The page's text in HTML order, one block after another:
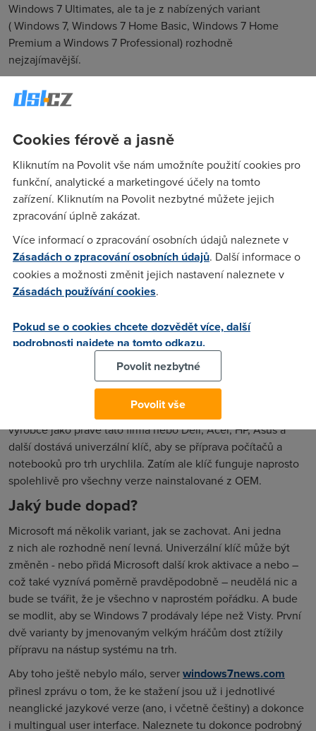
Windows 7 Ultimates, ale ta je z nabízených variant
( Windows 7, Windows 7 Home Basic, Windows 7 Home
Premium a Windows 7 Professional) rozhodně
nejzajímavější.
klíč, obejdete bez problémů Windows Genuine Advantage
prodejní verze), takže systém kontroly pravosti produktu na
Jak k tomu došlo?
Zahraniční zdroje uvádějí, že nové Windows unikly z firmy
Lenovo. To má teď z ostudy kabát, ale dlužno podotknout,
že kdyby neunikl OEM klíč od nich, ukradl by jej nejspíše
někdo jiný někde jinde. OEM verzi totiž Microsoft dodává
svým obchodním partnerům podstatně dříve než na trh.
Důvod je jednoduchý – příprava počítačových sestav
Pro zajištění univerzálního klíče OEM (System-Locked
Preinstallation (SLP) product key) a certifikátu pro Windows 7
Ultimate z DVD ISO stáhnutého z čínského serveru pak piráti
použili soubor boot.wim, jak uvádí serverarstechnica.com
Něco podobného se mohlo stát pouze kvůli tomu, že ISO
uteklo od tak velké firmy, jako je Lenovo. Pouze velký
výrobce jako právě tato firma nebo Dell, Acer, HP, Asus a
další dostává univerzální klíč, aby se příprava počítačů a
notebooků pro trh urychlila. Zatím ale klíč funguje naprosto
spolehlivě pro všechny verze nainstalované z OEM.
Jaký bude dopad?
Microsoft má několik variant, jak se zachovat. Ani jedna
z nich ale rozhodně není levná. Univerzální klíč může být
změněn - nebo přidá Microsoft další krok aktivace a nebo –
což také vyznívá poměrně pravděpodobně – neudělá nic a
bude se tvářit, že je všechno v naprostém pořádku. A bude
se modlit, aby se Windows 7 prodávaly lépe než Visty. První
dvě varianty by jmenovaným velkým hráčům dost ztížily
přípravu na nástup systému na trh.
Aby toho ještě nebylo málo, serverwindows7news.com
přinesl zprávu o tom, že ke stažení jsou už i jednotlivé
neanglické jazykové verze (ano, i včetně češtiny) a dokonce
i multingual user interface. Naleznete tu dokonce podrobný
Cookies férově a jasně
Kliknutím na Povolit vše nám umožníte použití cookies pro
funkční, analytické a marketingové účely na tomto
zařízení. Kliknutím na Povolit nezbytné můžete jejich
zpracování úplně zakázat.
Více informací o zpracování osobních údajů naleznete v
Zásadách o zpracování osobních údajů. Další informace o
cookies a možnosti změnit jejich nastavení naleznete v
Zásadách používání cookies.
Pokud se o cookies chcete dozvědět více, další
podrobnosti najdete na tomto odkazu.
Povolit nezbytné
Povolit vše